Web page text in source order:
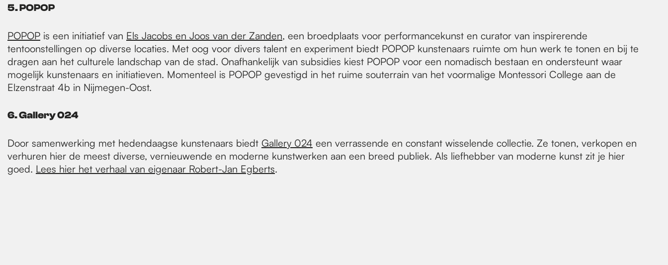
5. POPOP
POPOP is een initiatief van Els Jacobs en Joos van der Zanden, een broedplaats voor performancekunst en curator van inspirerende
tentoonstellingen op diverse locaties. Met oog voor divers talent en experiment biedt POPOP kunstenaars ruimte om hun werk te tonen en bij te
dragen aan het culturele landschap van de stad. Onafhankelijk van subsidies kiest POPOP voor een nomadisch bestaan en ondersteunt waar
mogelijk kunstenaars en initiatieven. Momenteel is POPOP gevestigd in het ruime souterrain van het voormalige Montessori College aan de
Elzenstraat 4b in Nijmegen-Oost.
6. Gallery 024
Door samenwerking met hedendaagse kunstenaars biedt Gallery 024 een verrassende en constant wisselende collectie. Ze tonen, verkopen en
verhuren hier de meest diverse, vernieuwende en moderne kunstwerken aan een breed publiek. Als liefhebber van moderne kunst zit je hier
goed. Lees hier het verhaal van eigenaar Robert-Jan Egberts.